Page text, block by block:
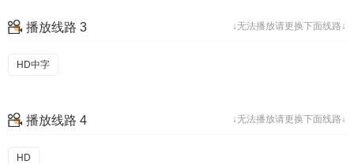
↓无法播放请更换下面线路↓
播放线路 3
HD中字
↓无法播放请更换下面线路↓
播放线路 4
HD